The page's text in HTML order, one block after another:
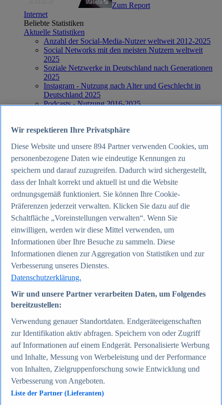
Zum Report
Internet
Beliebte Statistiken
Aktuelle Statistiken
Anzahl der Social-Media-Nutzer weltweit 2012-2025
Social Networks mit den meisten Nutzern weltweit
2025
Soziale Netzwerke in Deutschland nach Generationen
2025
Instagram - Nutzung nach Alter und Geschlecht in
Deutschland 2025
Podcasts - Nutzung 2016-2025
Weitere Themen
TikTok - Daten & Fakten
Top Report
Zum Report
Gesellschaft
Beliebte Statistiken
Aktuelle Statistiken
Bevölkerung Deutschlands nach relevanten
Altersgruppen 2024
Die reichsten Menschen der Welt 2026
Empfänger von Arbeitslosengeld II / Sozialgeld /
Bürgergeld in Deutschland 2005-2025
Ausländer in Deutschland nach Nationalität 2025
Demografie: Altersstruktur in Deutschland 2024
Gesellschaft
Weitere Themen
Demografischer Wandel - Daten & Fakten
Jugendkriminalität in Deutschland - Daten & Fakten
Top Report
Wir respektieren Ihre Privatsphäre
Diese Website und unsere 894 Partner verwenden Cookies, um
personenbezogene Daten wie eindeutige Kennungen zu
speichern und darauf zuzugreifen. Dadurch wird sichergestellt,
dass der Inhalt korrekt und aktuell ist und die Website
ordnungsgemäß funktioniert. Sie können Ihre Cookie-
Präferenzen jederzeit verwalten. Klicken Sie dazu auf die
Schaltfläche „Voreinstellungen verwalten“. Wenn Sie
einwilligen, werden wir diese Mittel verwenden, um
Informationen über Ihre Besuche zu sammeln. Diese
Informationen dienen zur Aggregation von Statistiken und zur
Verbesserung unseres Dienstes.
Datenschutzerklärung.
Wir und unsere Partner verarbeiten Daten, um Folgendes
bereitzustellen:
Verwendung genauer Standortdaten. Endgeräteeigenschaften
zur Identifikation aktiv abfragen. Speichern von oder Zugriff
auf Informationen auf einem Endgerät. Personalisierte Werbung
und Inhalte, Messung von Werbeleistung und der Performance
von Inhalten, Zielgruppenforschung sowie Entwicklung und
Verbesserung von Angeboten.
Liste der Partner (Lieferanten)